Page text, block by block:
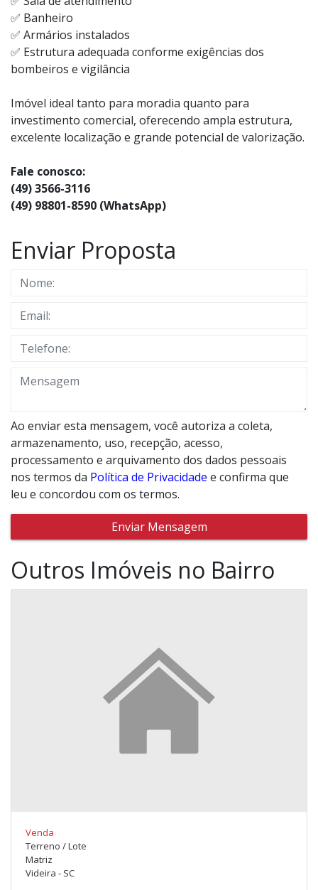
✅ Banheiro
✅ Armários instalados
✅ Estrutura adequada conforme exigências dos
bombeiros e vigilância
Imóvel ideal tanto para moradia quanto para
investimento comercial, oferecendo ampla estrutura,
excelente localização e grande potencial de valorização.
Fale conosco:
(49) 3566-3116
(49) 98801-8590 (WhatsApp)
Enviar Proposta
Ao enviar esta mensagem, você autoriza a coleta,
armazenamento, uso, recepção, acesso,
processamento e arquivamento dos dados pessoais
nos termos da Política de Privacidade e confirma que
leu e concordou com os termos.
Enviar Mensagem
Outros Imóveis no Bairro
Venda
Terreno / Lote
Matriz
Videira - SC